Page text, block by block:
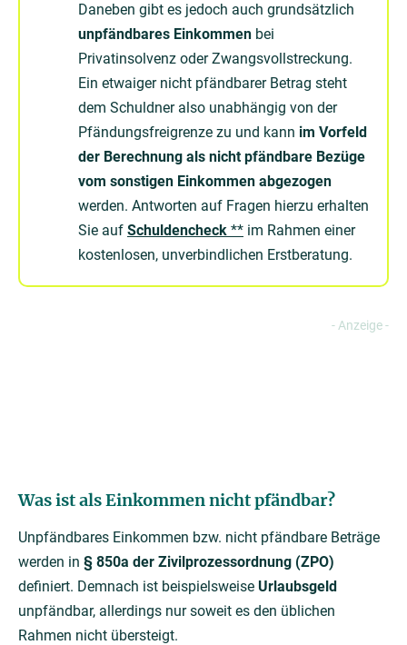
Daneben gibt es jedoch auch grundsätzlich
unpfändbares Einkommen bei
Privatinsolvenz oder Zwangsvollstreckung.
Ein etwaiger nicht pfändbarer Betrag steht
dem Schuldner also unabhängig von der
Pfändungsfreigrenze zu und kann im Vorfeld
der Berechnung als nicht pfändbare Bezüge
vom sonstigen Einkommen abgezogen
werden. Antworten auf Fragen hierzu erhalten
Sie auf Schuldencheck ** im Rahmen einer
kostenlosen, unverbindlichen Erstberatung.
Was ist als Einkommen nicht pfändbar?
Unpfändbares Einkommen bzw. nicht pfändbare Beträge
werden in § 850a der Zivilprozessordnung (ZPO)
definiert. Demnach ist beispielsweise Urlaubsgeld
unpfändbar, allerdings nur soweit es den üblichen
Rahmen nicht übersteigt.